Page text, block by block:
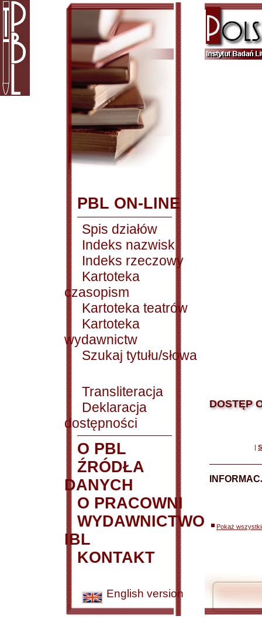
PBL ON-LINE
Spis działów
Indeks nazwisk
Indeks rzeczowy
Kartoteka
czasopism
Kartoteka teatrów
Kartoteka
wydawnictw
Szukaj tytułu/słowa
Transliteracja
Deklaracja
dostępności
O PBL
ŹRÓDŁA
DANYCH
O PRACOWNI
WYDAWNICTWO
IBL
KONTAKT
English version
DOSTĘP
|
Pokaż